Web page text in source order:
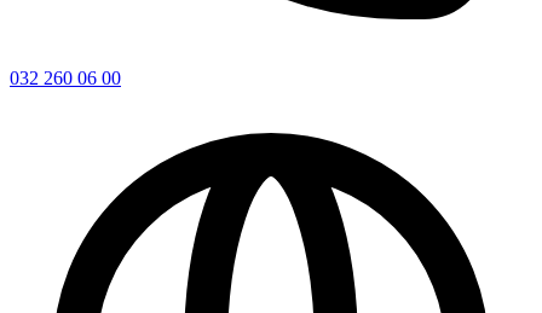
032 260 06 00